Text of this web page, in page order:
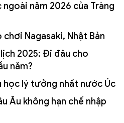
năm 2026 của Tràng
chơi Nagasaki, Nhật Bản
2025: Đi đâu cho
năm?
học lý tưởng nhất nước Úc
Âu không hạn chế nhập